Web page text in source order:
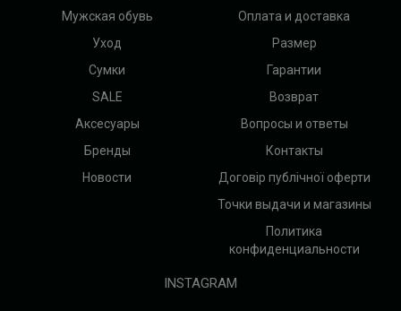
Мужская обувь
Уход
Сумки
SALE
Аксесуары
Бренды
Новости
Оплата и доставка
Размер
Гарантии
Возврат
Вопросы и ответы
Контакты
Договір публічної оферти
Точки выдачи и магазины
Политика
конфиденциальности
INSTAGRAM